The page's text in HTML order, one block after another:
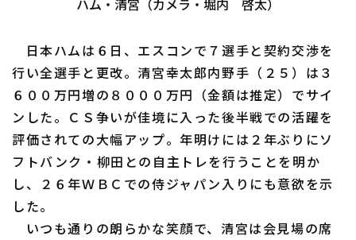
日程・結果
順位表･成績
1軍公式戦
ファーム東地区
ファーム中地区
選手名鑑
北海道日本ハムファイターズ
ニュース
日本ハムは６日、エスコンで７選手と契約交渉を
行い全選手と更改。清宮幸太郎内野手（２５）は３
６００万円増の８０００万円（金額は推定）でサイ
ンした。ＣＳ争いが佳境に入った後半戦での活躍を
評価されての大幅アップ。年明けには２年ぶりにソ
フトバンク・柳田との自主トレを行うことを明か
し、２６年ＷＢＣでの侍ジャパン入りにも意欲を示
した。
いつも通りの朗らかな笑顔で、清宮は会見場の席